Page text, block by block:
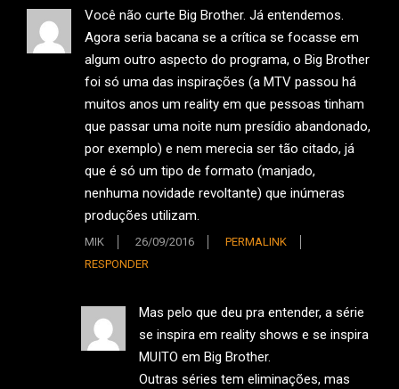
Você não curte Big Brother. Já entendemos.
Agora seria bacana se a crítica se focasse em
algum outro aspecto do programa, o Big Brother
foi só uma das inspirações (a MTV passou há
muitos anos um reality em que pessoas tinham
que passar uma noite num presídio abandonado,
por exemplo) e nem merecia ser tão citado, já
que é só um tipo de formato (manjado,
nenhuma novidade revoltante) que inúmeras
produções utilizam.
MIK 26/09/2016
PERMALINK
RESPONDER
Mas pelo que deu pra entender, a série
se inspira em reality shows e se inspira
MUITO em Big Brother.
Outras séries tem eliminações, mas